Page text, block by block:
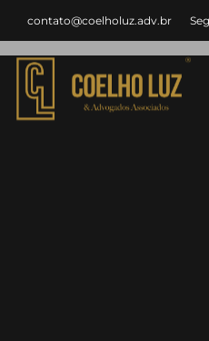
contato@coelholuz.adv.br